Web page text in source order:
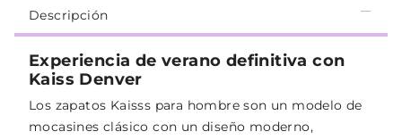
Descripción
Experiencia de verano definitiva con
Kaiss Denver
Los zapatos Kaisss para hombre son un modelo de
mocasines clásico con un diseño moderno,